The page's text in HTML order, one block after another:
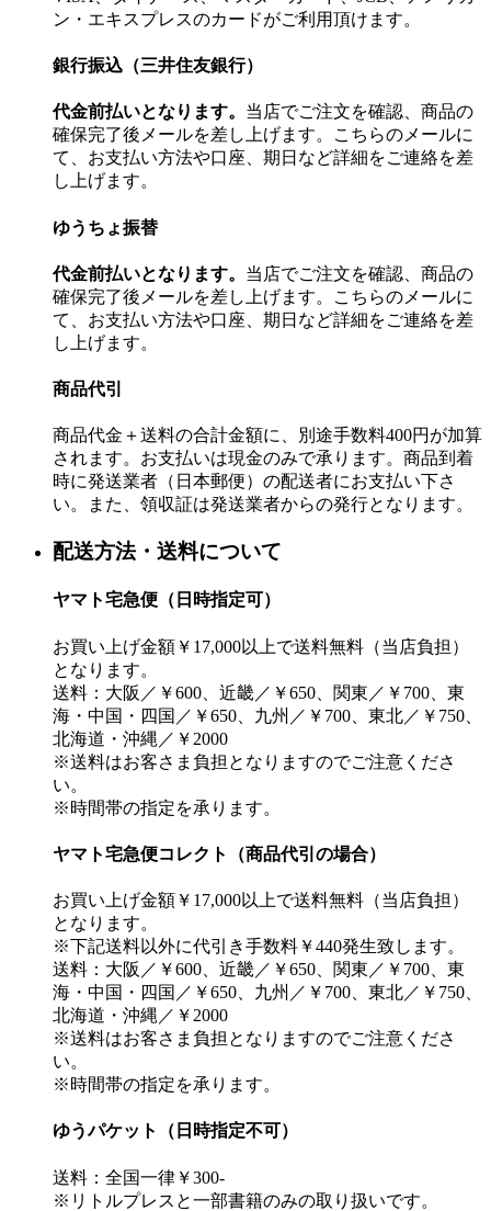
ン・エキスプレスのカードがご利用頂けます。
銀行振込（三井住友銀行）
代金前払いとなります。 当店でご注文を確認、商品の
確保完了後メールを差し上げます。こちらのメールに
て、お支払い方法や口座、期日など詳細をご連絡を差
し上げます。
ゆうちょ振替
代金前払いとなります。 当店でご注文を確認、商品の
確保完了後メールを差し上げます。こちらのメールに
て、お支払い方法や口座、期日など詳細をご連絡を差
し上げます。
商品代引
商品代金＋送料の合計金額に、別途手数料400円が加算
されます。お支払いは現金のみで承ります。商品到着
時に発送業者（日本郵便）の配送者にお支払い下さ
い。また、領収証は発送業者からの発行となります。
配送方法・送料について
ヤマト宅急便（日時指定可）
お買い上げ金額￥17,000以上で送料無料（当店負担）
となります。
送料：大阪／￥600、近畿／￥650、関東／￥700、東
海・中国・四国／￥650、九州／￥700、東北／￥750、
北海道・沖縄／￥2000
※送料はお客さま負担となりますのでご注意くださ
い。
※時間帯の指定を承ります。
ヤマト宅急便コレクト（商品代引の場合）
お買い上げ金額￥17,000以上で送料無料（当店負担）
となります。
※下記送料以外に代引き手数料￥440発生致します。
送料：大阪／￥600、近畿／￥650、関東／￥700、東
海・中国・四国／￥650、九州／￥700、東北／￥750、
北海道・沖縄／￥2000
※送料はお客さま負担となりますのでご注意くださ
い。
※時間帯の指定を承ります。
ゆうパケット（日時指定不可）
送料：全国一律￥300-
※リトルプレスと一部書籍のみの取り扱いです。